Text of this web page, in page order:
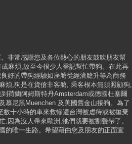
非常感謝您及各位熱心的朋友鼓吹朋友幫
麻煩,故至今很少人登記幫忙帶狗。在此再
好的帶狗經驗如座艙從經濟艙升等為商務
煩,狗是在貨傖非客艙, 乘客根本無須照顧狗,
荷蘭阿姆斯特丹Amsterdam或德國杜塞爾
慕尼黑Muenchen 及美國舊金山接狗。為了
十小時的車來救慘遭台灣被虐待或被拋棄
因為沒人帶來歐洲,牠們就要被割聲帶了。
的唯一生路。希望藉由您及朋友的正面宣